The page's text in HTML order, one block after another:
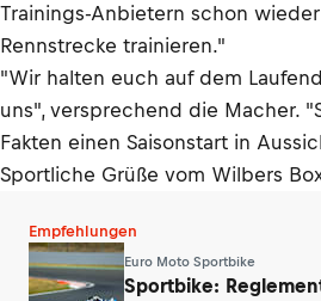
Trainings-Anbietern schon
Rennstrecke trainieren."
"Wir halten euch auf dem
uns", versprechend die Macher.
Fakten einen Saisonstart in
Sportliche Grüße vom Wilbers
Empfehlungen
Euro Moto Sportbike
Sportbike: